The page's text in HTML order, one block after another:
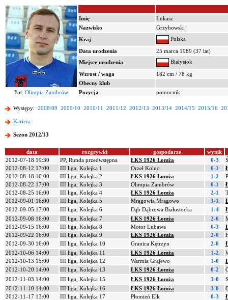
Imię
Łukasz
Nazwisko
Grzybowski
Kraj
Polska
Data urodzenia
25 marca 1989 (37 lat)
Miejsce urodzenia
Białystok
Wzrost / waga
182 cm / 78 kg
Obecny klub
Fot: Olimpia Zambrów Pozycja pomocnik
Występy: 2008/09 2009/10 2010/11 2011/12 2012/13 2013/14 2014/15 2015/16
Kariera
Sezon 2012/13
data rozgrywki gospodarze
wynik
2012-07-18 19:30
PP, Runda przedwstępna ŁKS 1926 Łomża 0-3
2012-08-12 17:00
III liga, Kolejka 1 Orzeł Kolno 0-1
2012-08-18 16:00
III liga, Kolejka 2 ŁKS 1926 Łomża 1-2
2012-08-22 17:00
III liga, Kolejka 3 Olimpia Zambrów 0-1
2012-08-25 16:00
III liga, Kolejka 4 ŁKS 1926 Łomża 2-1
2012-09-01 16:00
III liga, Kolejka 5 Mrągowia Mrągowo 3-1
2012-09-05 17:00
III liga, Kolejka 6 Dąb Dąbrowa Białostocka 1-4
2012-09-08 16:00
III liga, Kolejka 7 ŁKS 1926 Łomża 2-0
2012-09-15 16:00
III liga, Kolejka 8 Motor Lubawa 0-3
2012-09-22 16:00
III liga, Kolejka 9 ŁKS 1926 Łomża 2-0
2012-09-30 16:00
III liga, Kolejka 10 Granica Kętrzyn 2-0
2012-10-06 14:00
III liga, Kolejka 11 ŁKS 1926 Łomża 1-2
2012-10-13 15:00
III liga, Kolejka 12 Warmia Grajewo 1-0
2012-10-20 14:00
III liga, Kolejka 13 ŁKS 1926 Łomża 0-2
2012-11-03 14:00
III liga, Kolejka 15 ŁKS 1926 Łomża 3-0
2012-11-10 14:00
III liga, Kolejka 16 ŁKS 1926 Łomża 3-0
2012-11-17 13:00
III liga, Kolejka 17 Płomień Ełk 0-3